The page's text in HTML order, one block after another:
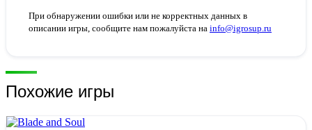
При обнаружении ошибки или не корректных данных в
описании игры, сообщите нам пожалуйста на info@igrosup.ru
Похожие игры